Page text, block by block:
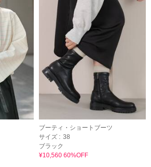
ブーティ・ショートブーツ
サイズ : 38
ブラック
¥10,560 60%OFF